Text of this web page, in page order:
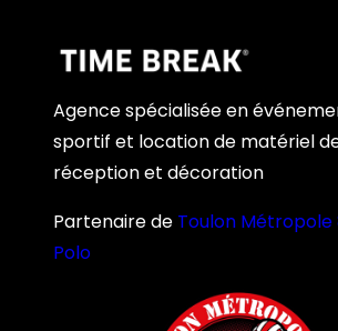
Agence spécialisée en
sportif et location de matériel
réception et décoration
Partenaire de Toulon
Polo